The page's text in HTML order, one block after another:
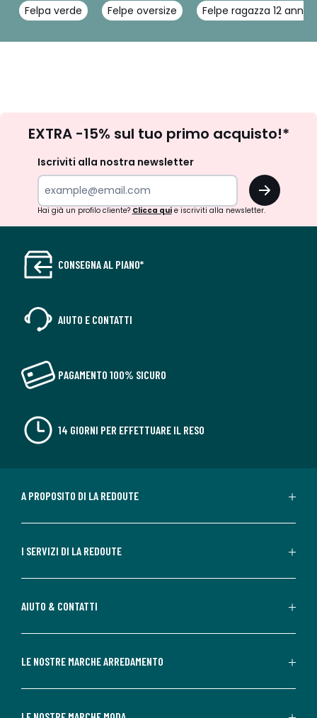
Felpa verde Felpe oversize Felpe ragazza 12 anni
newsletter
EXTRA -15% sul tuo primo acquisto!*
Iscriviti alla nostra newsletter
OK
Hai già un profilo cliente?Clicca quie iscriviti alla newsletter.
CONSEGNA AL PIANO*
AIUTO E CONTATTI
PAGAMENTO 100% SICURO
14 GIORNI PER EFFETTUARE IL RESO
A PROPOSITO DI LA REDOUTE
I SERVIZI DI LA REDOUTE
AIUTO & CONTATTI
LE NOSTRE MARCHE ARREDAMENTO